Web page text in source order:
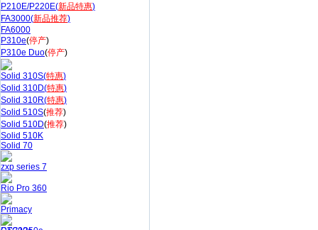
P210E/P220E(新品特惠)
FA3000(新品推荐)
FA6000
P310e(停产)
P310e Duo(停产)
Solid 310S(特惠)
Solid 310D(特惠)
Solid 310R(特惠)
Solid 510S(推荐)
Solid 510D(推荐)
Solid 510K
Solid 70
zxp series 7
Rio Pro 360
Primacy